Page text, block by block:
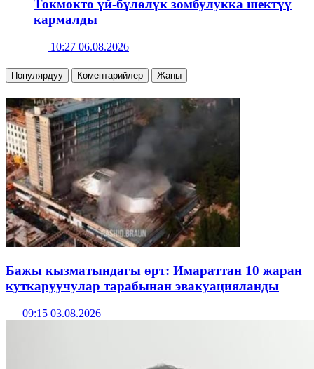
Токмокто үй-бүлөлүк зомбулукка шектүү
кармалды
10:27 06.08.2026
Популярдуу Коментарийлер Жаңы
Бажы кызматындагы өрт: Имараттан 10 жаран
куткаруучулар тарабынан эвакуацияланды
09:15 03.08.2026